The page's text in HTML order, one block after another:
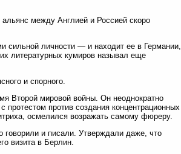
альянс между Англией и Россией скоро
сильной личности — и находит ее в Германии,
литературных кумиров называл еще
и спорного.
Второй мировой войны. Он неоднократно
протестом против создания концентрационных
осмелился возражать самому фюреру.
говорили и писали. Утверждали даже, что
визита в Берлин.